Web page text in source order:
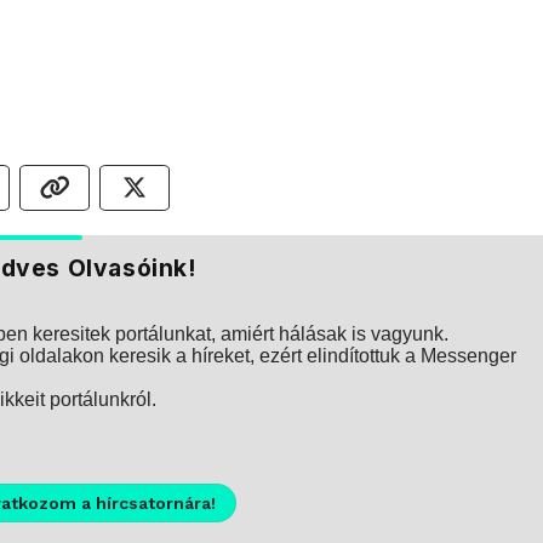
Olvasóink!
keresitek portálunkat, amiért hálásak is vagyunk.
oldalakon keresik a híreket, ezért elindítottuk a Messenger
portálunkról.
a hírcsatornára!